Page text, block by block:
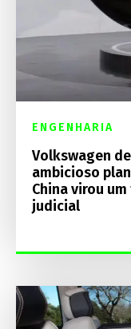
ENGENHARIA
Volkswagen
ambicioso
China virou
judicial